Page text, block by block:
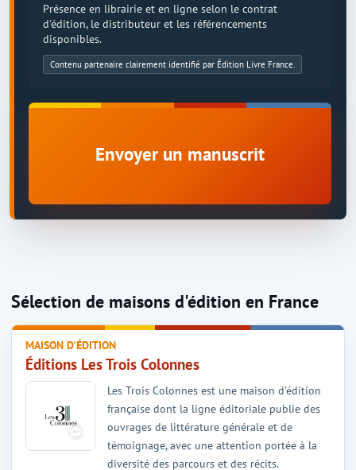
Présence en librairie et en ligne selon le contrat
d'édition, le distributeur et les référencements
disponibles.
Contenu partenaire clairement identifié par Édition Livre France.
Envoyer un manuscrit
Sélection de maisons d'édition en France
MAISON D'ÉDITION
Éditions Les Trois Colonnes
Les Trois Colonnes est une maison d'édition
française dont la ligne éditoriale publie des
ouvrages de littérature générale et de
témoignage, avec une attention portée à la
diversité des parcours et des récits.